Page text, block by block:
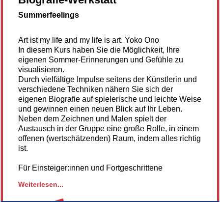
Summerfeelings
Art ist my life and my life is art. Yoko Ono
In diesem Kurs haben Sie die Möglichkeit, Ihre
eigenen Sommer-Erinnerungen und Gefühle zu
visualisieren.
Durch vielfältige Impulse seitens der Künstlerin und
verschiedene Techniken nähern Sie sich der
eigenen Biografie auf spielerische und leichte Weise
und gewinnen einen neuen Blick auf Ihr Leben.
Neben dem Zeichnen und Malen spielt der
Austausch in der Gruppe eine große Rolle, in einem
offenen (wertschätzenden) Raum, indem alles richtig
ist.
Für Einsteiger:innen und Fortgeschrittene
Material: Skizzenbuch, Block, Bleistifte, Buntstifte,
Wasserfarben, evtl. Pinselstifte z.B. von Ecoline.
Weiterlesen...